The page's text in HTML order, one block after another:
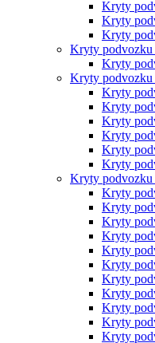
Kryty
Kryty
Kryty
Kryty podvozku
Kryty
Kryty podvozku
Kryty
Kryty
Kryty
Kryty
Kryty
Kryty
Kryty podvozku
Kryty
Kryty
Kryty
Kryty
Kryty
Kryty
Kryty
Kryty
Kryty
Kryty
Kryty